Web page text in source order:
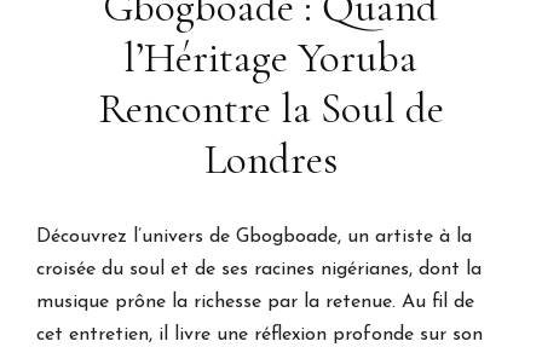
l’Héritage Yoruba
Rencontre la Soul de
Londres
Découvrez l’univers de Gbogboade, un artiste à la
croisée du soul et de ses racines nigérianes, dont la
musique prône la richesse par la retenue. Au fil de
cet entretien, il livre une réflexion profonde sur son